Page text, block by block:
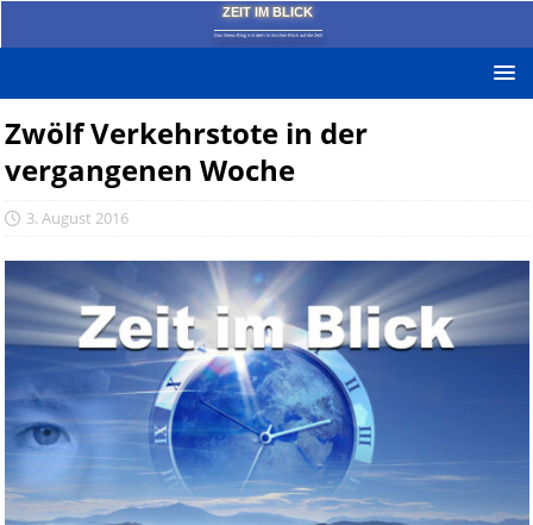
ZEIT IM BLICK
Das News-Blog mit dem kritischen Blick auf die Zeit!
Zwölf Verkehrstote in der
vergangenen Woche
3. August 2016